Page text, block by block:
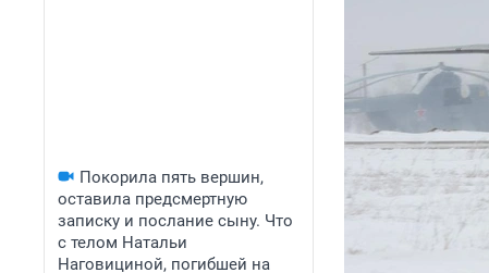
Покорила пять вершин,
оставила предсмертную
записку и послание сыну. Что
с телом Натальи
Наговициной, погибшей на